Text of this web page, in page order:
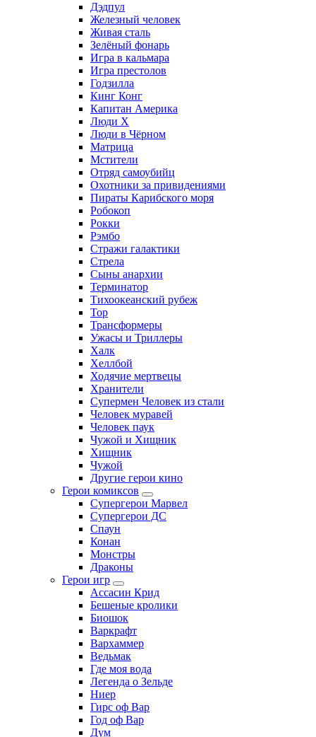
Дэдпул
Железный человек
Живая сталь
Зелёный фонарь
Игра в кальмара
Игра престолов
Годзилла
Кинг Конг
Капитан Америка
Люди X
Люди в Чёрном
Матрица
Мстители
Отряд самоубийц
Охотники за привидениями
Пираты Карибского моря
Робокоп
Рокки
Рэмбо
Стражи галактики
Стрела
Сыны анархии
Терминатор
Тихоокеанский рубеж
Тор
Трансформеры
Ужасы и Триллеры
Халк
Хеллбой
Ходячие мертвецы
Хранители
Супермен Человек из стали
Человек муравей
Человек паук
Чужой и Хищник
Хищник
Чужой
Другие герои кино
Герои комиксов
Супергерои Марвел
Супергерои ДС
Спаун
Конан
Монстры
Драконы
Герои игр
Ассасин Крид
Бешеные кролики
Биошок
Варкрафт
Вархаммер
Ведьмак
Где моя вода
Легенда о Зельде
Ниер
Гирс оф Вар
Год оф Вар
Дум